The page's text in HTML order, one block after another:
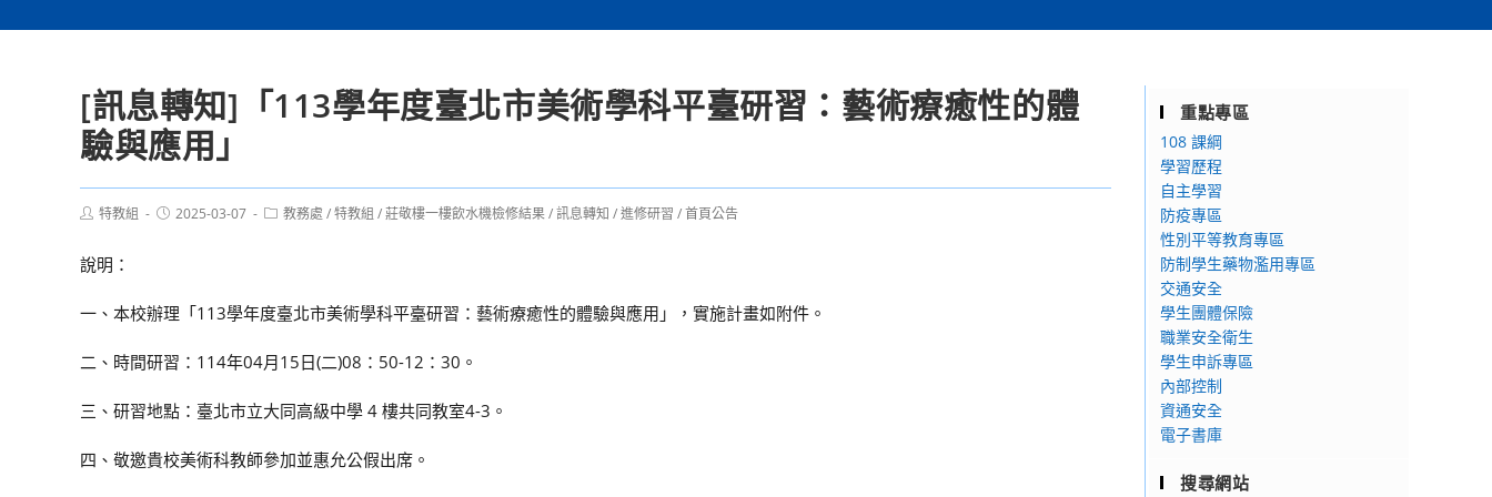
[訊息轉知]「113學年度臺北市美術學科平臺研習：藝術療癒性的體
驗與應用」
Post特教組
Post2025-03-07
Post教務處 /特教組 /莊敬樓一樓飲水機檢修結果/訊息轉知 /進修研習 /首頁公告
說明：
一、本校辦理「113學年度臺北市美術學科平臺研習：藝術療癒性的體驗與應用」，實施計畫如附件。
二、時間研習：114年04月15日(二)08：50-12：30。
三、研習地點：臺北市立大同高級中學 4 樓共同教室4-3。
四、敬邀貴校美術科教師參加並惠允公假出席。
重點專區
108 課綱
學習歷程
自主學習
防疫專區
性別平等教育專區
防制學生藥物濫用專區
交通安全
學生團體保險
職業安全衛生
學生申訴專區
內部控制
資通安全
電子書庫
搜尋網站